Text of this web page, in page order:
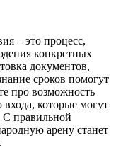
– это процесс,
конкретных
документов,
сроков помогут
про возможность
которые могут
С правильной
арену станет